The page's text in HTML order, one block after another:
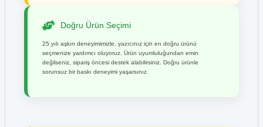
Doğru Ürün Seçimi
25 yılı aşkın deneyimimizle, yazıcınız için en doğru ürünü
seçmenize yardımcı oluyoruz. Ürün uyumluluğundan emin
değilseniz, sipariş öncesi destek alabilirsiniz. Doğru ürünle
sorunsuz bir baskı deneyimi yaşarsınız.